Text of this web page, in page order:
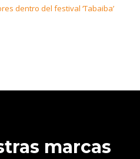
dentro del festival ‘Tabaiba’
marcas